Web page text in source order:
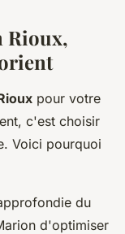
Rioux,
pour votre
c'est choisir
Voici pourquoi
du
d'optimiser